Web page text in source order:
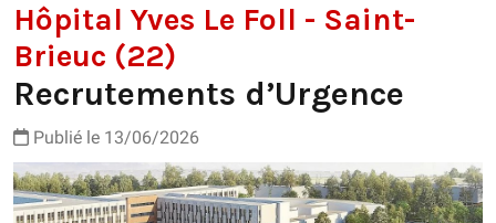
Hôpital Yves Le Foll - Saint-
Brieuc (22)
Recrutements d’Urgence
Publié le 13/06/2026